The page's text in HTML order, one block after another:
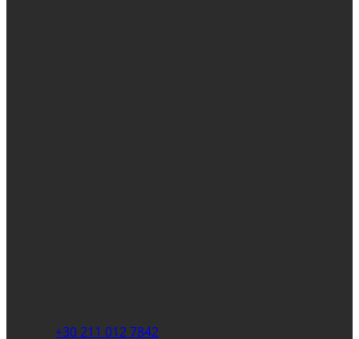
+30 211 012 7842